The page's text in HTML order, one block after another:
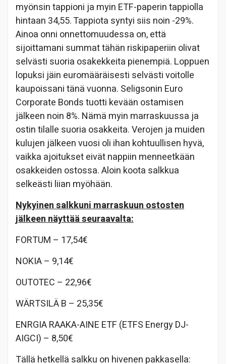
myönsin tappioni ja myin ETF-paperin tappiolla
hintaan 34,55. Tappiota syntyi siis noin -29%.
Ainoa onni onnettomuudessa on, että
sijoittamani summat tähän riskipaperiin olivat
selvästi suoria osakekkeita pienempiä. Loppuen
lopuksi jäin euromääräisesti selvästi voitolle
kaupoissani tänä vuonna. Seligsonin Euro
Corporate Bonds tuotti kevään ostamisen
jälkeen noin 8%. Nämä myin marraskuussa ja
ostin tilalle suoria osakkeita. Verojen ja muiden
kulujen jälkeen vuosi oli ihan kohtuullisen hyvä,
vaikka ajoitukset eivät nappiin menneetkään
osakkeiden ostossa. Aloin koota salkkua
selkeästi liian myöhään.
Nykyinen salkkuni marraskuun ostosten
jälkeen näyttää seuraavalta:
FORTUM – 17,54€
NOKIA – 9,14€
OUTOTEC – 22,96€
WÄRTSILÄ B – 25,35€
ENRGIA RAAKA-AINE ETF (ETFS Energy DJ-
AIGCI) – 8,50€
Tällä hetkellä salkku on hivenen pakkasella: